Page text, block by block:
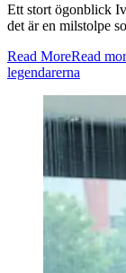
Ett stort ögonblick
det är en milstolpe
Read MoreRead
legendarerna